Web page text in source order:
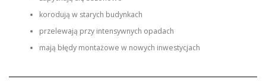
korodują w starych budynkach
przelewają przy intensywnych opadach
mają błędy montażowe w nowych inwestycjach